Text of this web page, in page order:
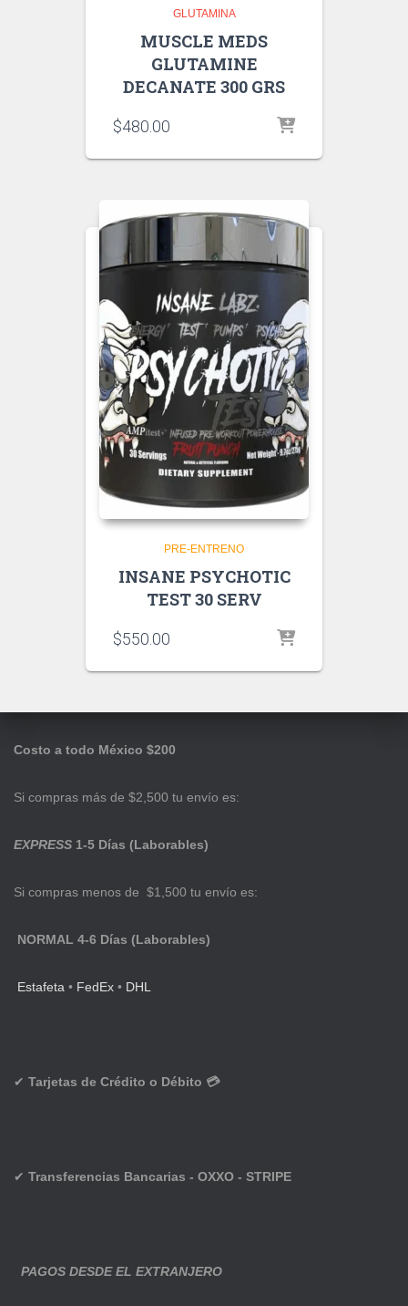
GLUTAMINA
MUSCLE MEDS
GLUTAMINE
DECANATE 300 GRS
$480.00
PRE-ENTRENO
INSANE PSYCHOTIC
TEST 30 SERV
$550.00
Costo a todo México $200
Si compras más de $2,500 tu envío es:
EXPRESS 1-5 Días (Laborables)
Si compras menos de $1,500 tu envío es:
NORMAL 4-6 Días (Laborables)
Estafeta • FedEx • DHL
✔ Tarjetas de Crédito o Débito 💳
✔ Transferencias Bancarias - OXXO - STRIPE
PAGOS DESDE EL EXTRANJERO